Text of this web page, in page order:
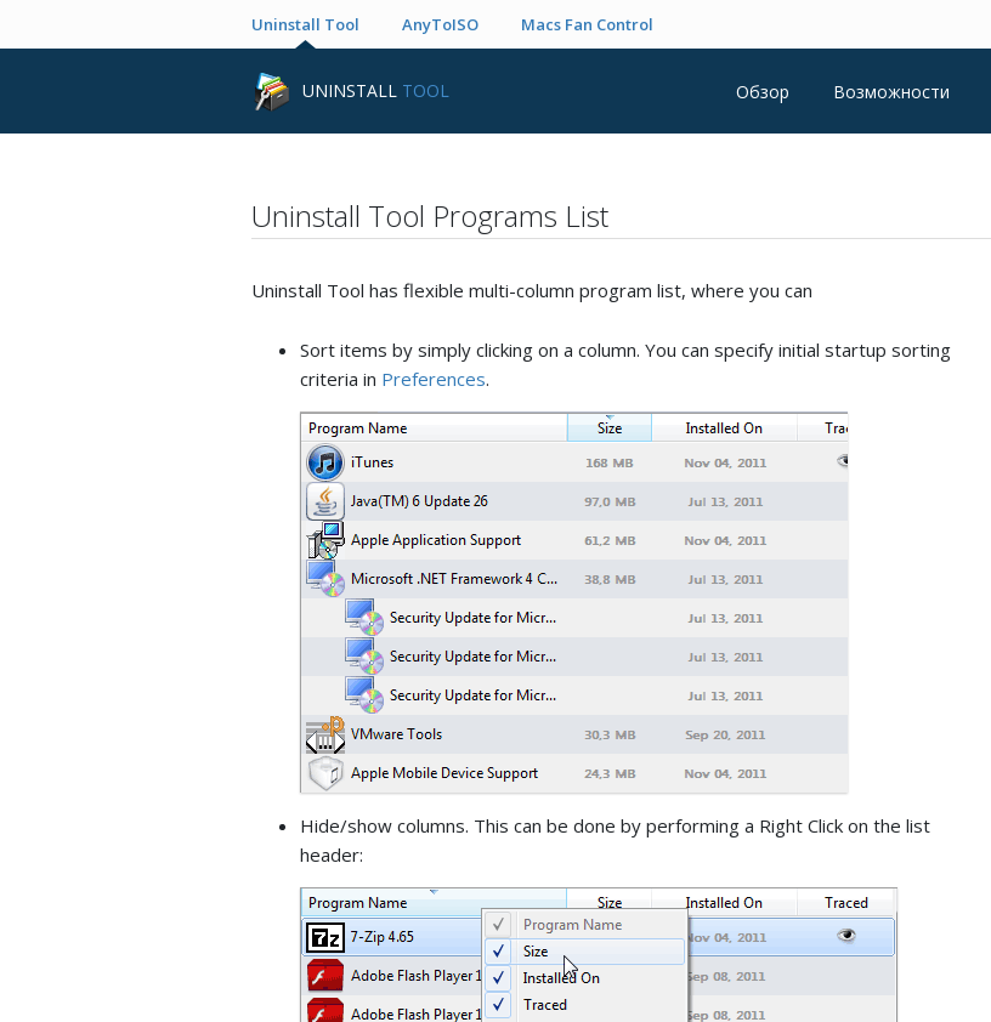
Uninstall Tool AnyToISO Macs Fan Control
UNINSTALL TOOL Обзор Возможности
Uninstall Tool Programs List
Uninstall Tool has flexible multi-column program list, where you can
Sort items by simply clicking on a column. You can specify initial startup sorting
criteria in Preferences.
Hide/show columns. This can be done by performing a Right Click on the list
header: